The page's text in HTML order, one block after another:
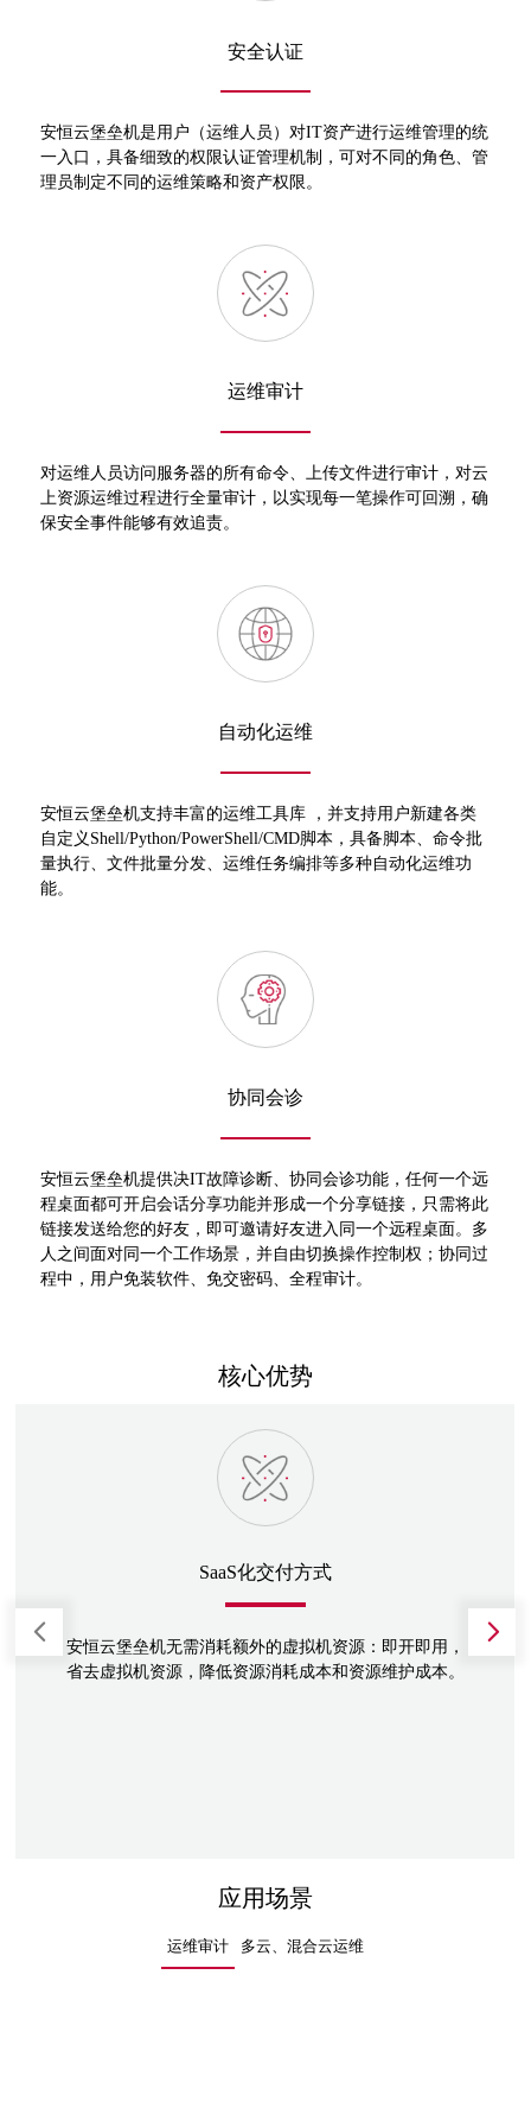
安全认证
安恒云堡垒机是用户（运维人员）对IT资产进行运维管理的统
一入口，具备细致的权限认证管理机制，可对不同的角色、管
理员制定不同的运维策略和资产权限。
运维审计
对运维人员访问服务器的所有命令、上传文件进行审计，对云
上资源运维过程进行全量审计，以实现每一笔操作可回溯，确
保安全事件能够有效追责。
自动化运维
安恒云堡垒机支持丰富的运维工具库 ，并支持用户新建各类
自定义Shell/Python/PowerShell/CMD脚本，具备脚本、命令批
量执行、文件批量分发、运维任务编排等多种自动化运维功
能。
协同会诊
安恒云堡垒机提供决IT故障诊断、协同会诊功能，任何一个远
程桌面都可开启会话分享功能并形成一个分享链接，只需将此
链接发送给您的好友，即可邀请好友进入同一个远程桌面。多
人之间面对同一个工作场景，并自由切换操作控制权；协同过
程中，用户免装软件、免交密码、全程审计。
核心优势
SaaS化交付方式
安恒云堡垒机无需消耗额外的虚拟机资源：即开即用，
省去虚拟机资源，降低资源消耗成本和资源维护成本。
应用场景
运维审计 多云、混合云运维